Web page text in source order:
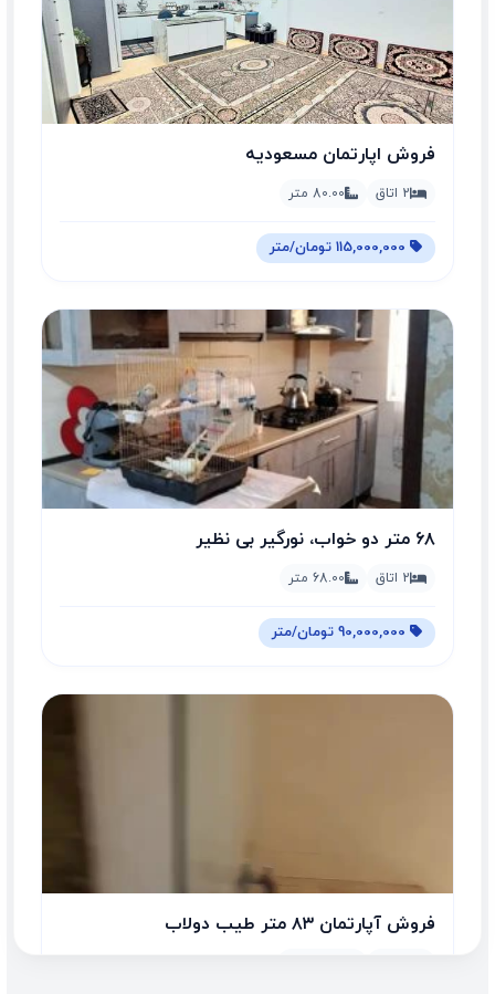
فروش اپارتمان مسعودیه
2 اتاق 80.00 متر
۶۸ متر دو خواب، نورگیر بی نظیر
2 اتاق 68.00 متر
فروش آپارتمان ۸۳ متر طیب دولاب